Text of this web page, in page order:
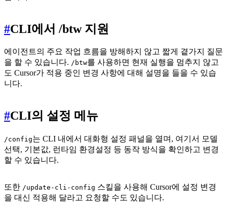
#CLI에서 /btw 지원
에이전트의 주요 작업 흐름을 방해하지 않고 짧게 곁가지 질문
을 할 수 있습니다. /btw를 사용하면 현재 실행을 멈추지 않고
도 Cursor가 적용 중인 변경 사항에 대해 설명을 들을 수 있습
니다.
#CLI의 설정 메뉴
/config는 CLI 내에서 대화형 설정 패널을 열며, 여기서 모델
선택, 기본값, 런타임 환경설정 등 동작 방식을 확인하고 변경
할 수 있습니다.
또한 /update-cli-config 스킬을 사용해 Cursor에 설정 변경
을 대신 적용해 달라고 요청할 수도 있습니다.